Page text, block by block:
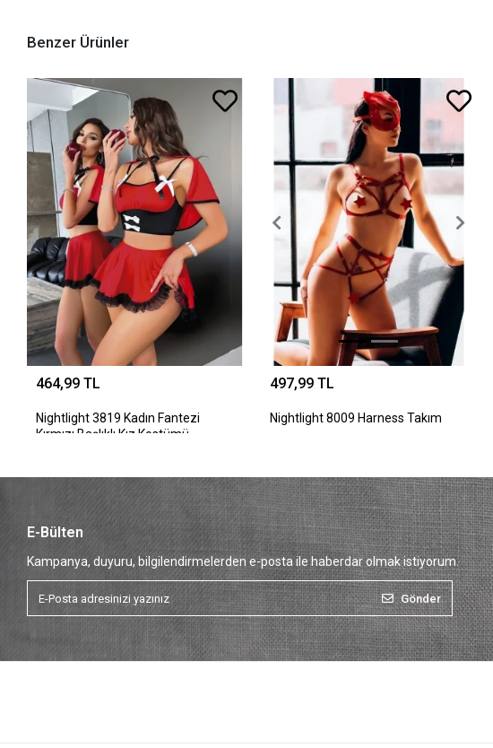
Benzer Ürünler
464,99 TL
Nightlight 3819 Kadın Fantezi
Kırmızı Başlıklı Kız Kostümü
497,99 TL
Nightlight 8009 Harness Takım
E-Bülten
Kampanya, duyuru, bilgilendirmelerden e-posta ile haberdar olmak istiyorum.
Gönder